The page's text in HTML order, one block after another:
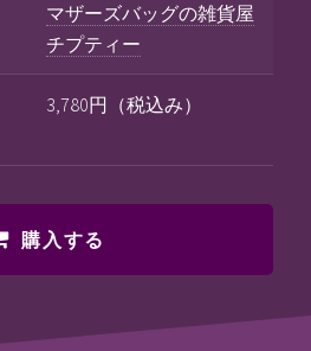
マザーズバッグの雑貨屋
チプティー
3,780円（税込み）
購入する